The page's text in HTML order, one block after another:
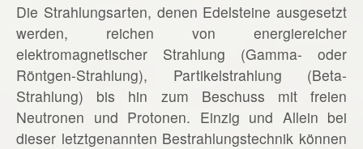
Die Strahlungsarten, denen Edelsteine ausgesetzt
werden, reichen von energiereicher
elektromagnetischer Strahlung (Gamma- oder
Röntgen-Strahlung), Partikelstrahlung (Beta-
Strahlung) bis hin zum Beschuss mit freien
Neutronen und Protonen. Einzig und Allein bei
dieser letztgenannten Bestrahlungstechnik können